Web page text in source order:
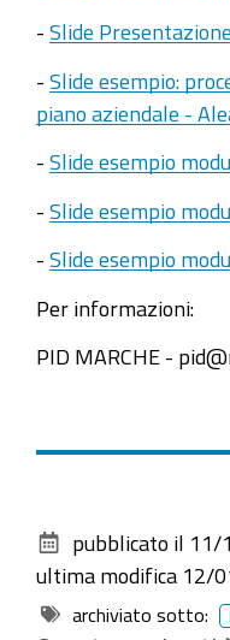
- Slide
- Slide esempio:
piano aziendale -
- Slide esempio
- Slide esempio
- Slide esempio
Per informazioni:
PID MARCHE -
documento
pubblicato il 11/
ultima modifica 12/
archiviato sotto: